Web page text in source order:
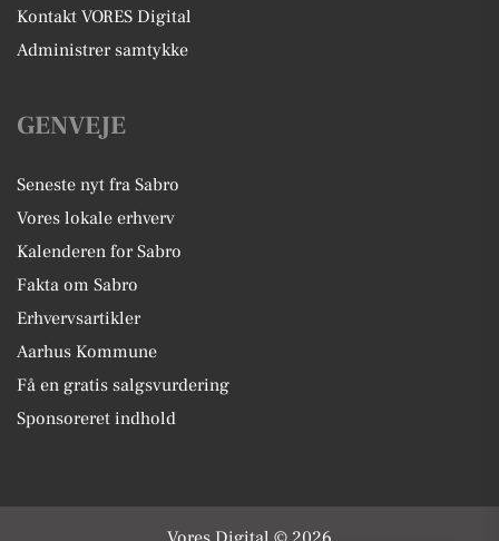
Kontakt VORES Digital
Administrer samtykke
GENVEJE
Seneste nyt fra Sabro
Vores lokale erhverv
Kalenderen for Sabro
Fakta om Sabro
Erhvervsartikler
Aarhus Kommune
Få en gratis salgsvurdering
Sponsoreret indhold